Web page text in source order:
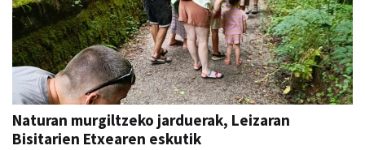
Naturan murgiltzeko jarduerak, Leizaran
Bisitarien Etxearen eskutik